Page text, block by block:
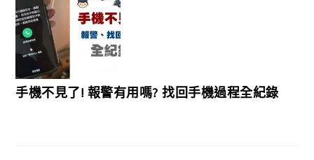
手機不見了! 報警有用嗎? 找回手機過程全紀錄